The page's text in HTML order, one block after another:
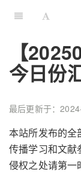
【
今日份
最后更新于：
本站所发布的全
传播学习和文献
侵权之处请第一